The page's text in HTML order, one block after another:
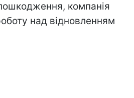
компанія
над відновленням